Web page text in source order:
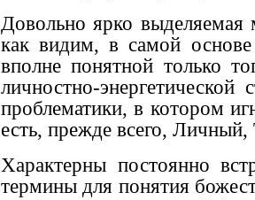
Довольно ярко
как видим, в самой основе
вполне понятной только
личностно-
проблематики, в котором
есть, прежде всего,
Характерны постоянно
термины для понятия